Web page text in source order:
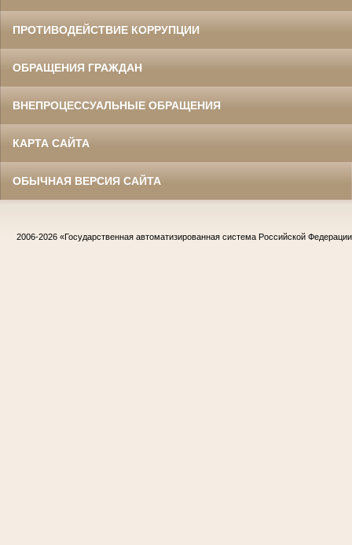
ПРОТИВОДЕЙСТВИЕ КОРРУПЦИИ
ОБРАЩЕНИЯ ГРАЖДАН
ВНЕПРОЦЕССУАЛЬНЫЕ ОБРАЩЕНИЯ
КАРТА САЙТА
ОБЫЧНАЯ ВЕРСИЯ САЙТА
2006-2026 «Государственная автоматизированная система Российской